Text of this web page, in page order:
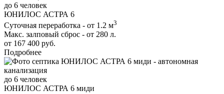
до 6 человек
ЮНИЛОС АСТРА 6
Суточная переработка - от 1.2 м3
Макс. залповый сброс - от 280 л.
от 167 400 руб.
Подробнее
до 6 человек
ЮНИЛОС АСТРА 6 миди